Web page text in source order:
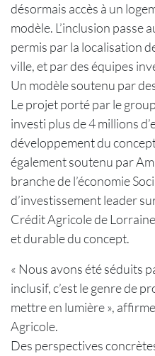
désormais accès à un
modèle. L’inclusion passe
permis par la localisation
ville, et par des équipes
Un modèle soutenu par
Le projet porté par le
investi plus de 4 millions
développement du
également soutenu par
branche de l’économie
d’investissement leader
Crédit Agricole de
et durable du concept.
« Nous avons été séduits
inclusif, c’est le genre de
mettre en lumière »,
Agricole.
Des perspectives